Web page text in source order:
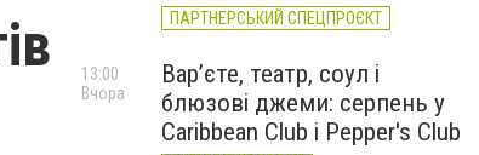
ПАРТНЕРСЬКИЙ СПЕЦПРОЄКТ
Вар’єте, театр, соул і
блюзові джеми: серпень у
Caribbean Club і Pepper's Club
13:00
Вчора